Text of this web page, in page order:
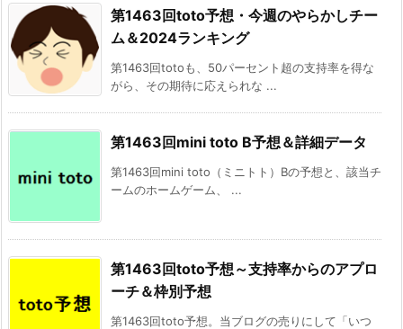
第1463回toto予想・今週のやらかしチー
ム＆2024ランキング
第1463回totoも、50パーセント超の支持率を得な
がら、その期待に応えられな ...
第1463回mini toto B予想＆詳細データ
第1463回mini toto（ミニトト）Bの予想と、該当チ
ームのホームゲーム、 ...
第1463回toto予想～支持率からのアプロ
ーチ＆枠別予想
第1463回toto予想。当ブログの売りにして「いつ